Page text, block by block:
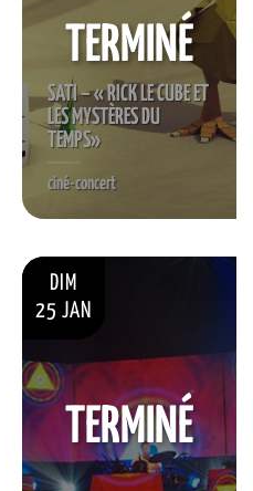
SATI – « RICK LE CUBE ET
LES MYSTÈRES DU
TEMPS»
ciné-concert
TERMINÉ
DIM
25 JAN
TERMINÉ